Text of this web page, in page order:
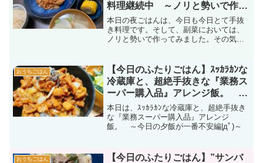
料理継続中 ～ノリと勢いで作る
副菜編～
本日の夜ごはんは、今日も今日とて手抜
き料理です。そして、副菜においては、
ノリと勢いで作ってみました。その気分
おうちごはん
【今日のふたりごはん】ｽｯｶﾗｶﾝな
冷蔵庫と、超絶手抜きな『業務ス
ーパー購入品』アレンジ飯。 ～
今日の夕飯が一番不安編|дﾟ)～
本日は、ｽｯｶﾗｶﾝな冷蔵庫と、超絶手抜き
な『業務スーパー購入品』アレンジ
飯。 ～今日の夕飯が一番不安編|дﾟ)～
おうちごはん
【今日のふたりごはん】”サンバ